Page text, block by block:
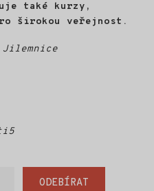
také kurzy,
širokou veřejnost.
Jilemnice
ODEBÍRAT